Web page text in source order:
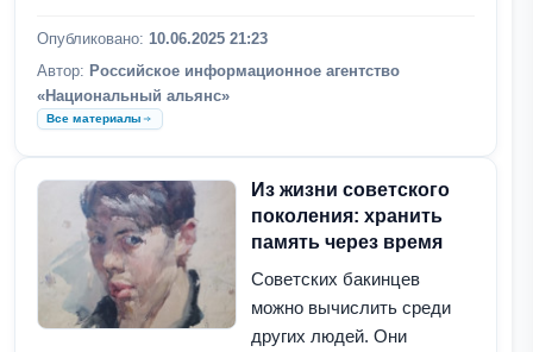
Опубликовано: 10.06.2025 21:23
Автор: Российское информационное агентство
«Национальный альянс»
Все материалы
Из жизни советского
поколения: хранить
память через время
Советских бакинцев
можно вычислить среди
других людей. Они